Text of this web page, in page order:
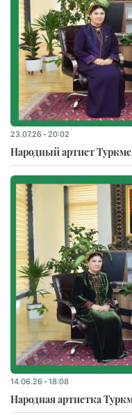
23.07.26 - 20:02
Народный артист
14.06.26 - 18:08
Народная артистка